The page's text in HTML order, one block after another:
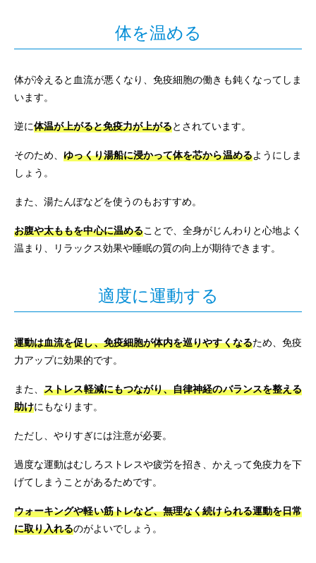
体を温める
体が冷えると血流が悪くなり、免疫細胞の働きも鈍くなってしま
います。
逆に体温が上がると免疫力が上がるとされています。
そのため、ゆっくり湯船に浸かって体を芯から温めるようにしま
しょう。
また、湯たんぽなどを使うのもおすすめ。
お腹や太ももを中心に温めることで、全身がじんわりと心地よく
温まり、リラックス効果や睡眠の質の向上が期待できます。
適度に運動する
運動は血流を促し、免疫細胞が体内を巡りやすくなるため、免疫
力アップに効果的です。
また、ストレス軽減にもつながり、自律神経のバランスを整える
助けにもなります。
ただし、やりすぎには注意が必要。
過度な運動はむしろストレスや疲労を招き、かえって免疫力を下
げてしまうことがあるためです。
ウォーキングや軽い筋トレなど、無理なく続けられる運動を日常
に取り入れるのがよいでしょう。